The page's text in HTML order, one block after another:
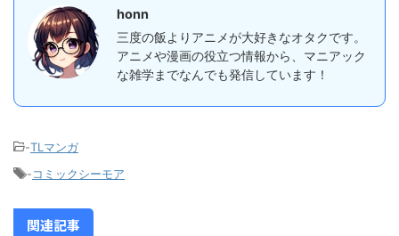
honn
三度の飯よりアニメが大好きなオタクです。
アニメや漫画の役立つ情報から、マニアック
な雑学までなんでも発信しています！
-TLマンガ
-コミックシーモア
関連記事